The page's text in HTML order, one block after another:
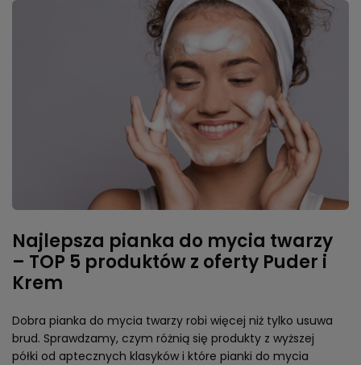
Najlepsza pianka do mycia twarzy
– TOP 5 produktów z oferty Puder i
Krem
Dobra pianka do mycia twarzy robi więcej niż tylko usuwa
brud. Sprawdzamy, czym różnią się produkty z wyższej
półki od aptecznych klasyków i które pianki do mycia